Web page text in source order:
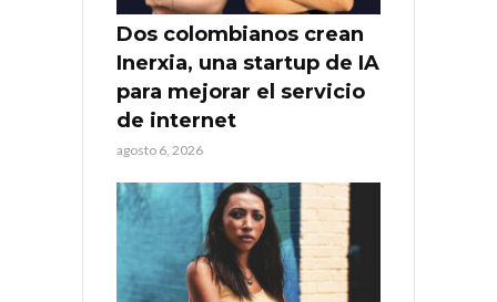
Dos colombianos crean
Inerxia, una startup de IA
para mejorar el servicio
de internet
agosto 6, 2026